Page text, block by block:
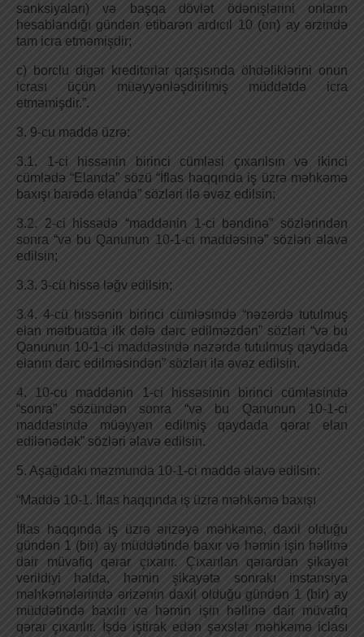
sanksiyaları) və başqa dövlət ödənişlərini onların
hesablandığı gündən etibarən ardıcıl 10 (on) ay ərzində
tam icra etməmişdir;
c) borclu digər kreditorlar qarşısında öhdəliklərini onun
icrası üçün müəyyənləşdirilmiş müddətdə icra
etməmişdir.”.
3. 9-cu maddə üzrə:
3.1. 1-ci hissənin birinci cümləsi çıxarılsın və ikinci
cümlədə “Elanda” sözü “İflas haqqında iş üzrə məhkəmə
baxışı barədə elanda” sözləri ilə əvəz edilsin;
3.2. 2-ci hissədə “maddənin 1-ci bəndinə” sözlərindən
sonra “və bu Qanunun 10-1-ci maddəsinə” sözləri əlavə
edilsin;
3.3. 3-cü hissə ləğv edilsin;
3.4. 4-cü hissənin birinci cümləsində “nəzərdə tutulmuş
elan mətbuatda ilk dəfə dərc edilməzdən” sözləri “və bu
Qanunun 10-1-ci maddəsində nəzərdə tutulmuş qaydada
elanın dərc edilməsindən” sözləri ilə əvəz edilsin.
4. 10-cu maddənin 1-ci hissəsinin birinci cümləsində
“sonra” sözündən sonra “və bu Qanunun 10-1-ci
maddəsində müəyyən edilmiş qaydada qərar elan
edilənədək” sözləri əlavə edilsin.
5. Aşağıdakı məzmunda 10-1-ci maddə əlavə edilsin:
“Maddə 10-1. İflas haqqında iş üzrə məhkəmə baxışı
İflas haqqında iş üzrə ərizəyə məhkəmə, daxil olduğu
gündən 1 (bir) ay müddətində baxır və həmin işin həllinə
dair müvafiq qərar çıxarır. Çıxarılan qərardan şikayət
verildiyi halda, həmin şikayətə sonrakı instansiya
məhkəmələrində ərizənin daxil olduğu gündən 1 (bir) ay
müddətində baxılır və həmin işin həllinə dair müvafiq
qərar çıxarılır. İşdə iştirak edən şəxslər məhkəmə iclası